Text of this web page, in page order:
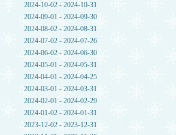
2024-10-02 - 2024-10-31
2024-09-01 - 2024-09-30
2024-08-02 - 2024-08-31
2024-07-02 - 2024-07-26
2024-06-02 - 2024-06-30
2024-05-01 - 2024-05-31
2024-04-01 - 2024-04-25
2024-03-01 - 2024-03-31
2024-02-01 - 2024-02-29
2024-01-02 - 2024-01-31
2023-12-02 - 2023-12-31